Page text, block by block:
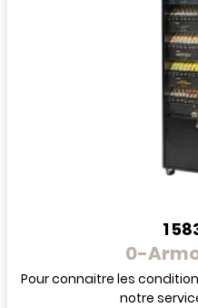
1
0-
Pour connaitre les
notre